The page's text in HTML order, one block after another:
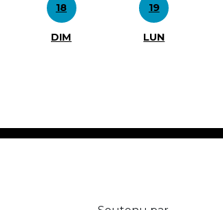
18
DIM
19
LUN